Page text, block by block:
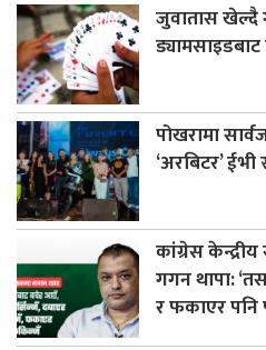
जुवातास खेल्दै
ड्यामसाइडबाट
पोखरामा
‘अरबिटर’
कांग्रेस
गगन थापा:
र फकाएर पनि